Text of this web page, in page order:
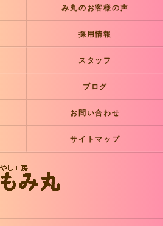
み丸のお客様の声
採用情報
スタッフ
ブログ
お問い合わせ
サイトマップ